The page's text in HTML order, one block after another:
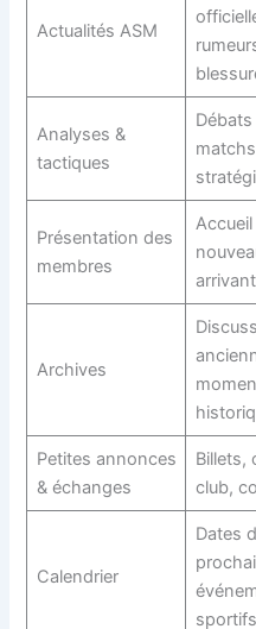
Actualités ASM
Analyses &
tactiques
Présentation des
membres
Archives
Petites annonces
& échanges
Billets,
club,
Calendrier
Dates
sportifs